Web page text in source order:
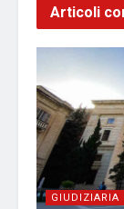
Articoli
GIUDIZIARIA